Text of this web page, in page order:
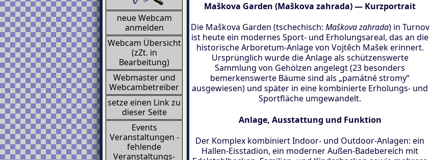
neue Webcam
anmelden
Webcam Übersicht
(zZt. in
Bearbeitung)
Webmaster und
Webcambetreiber
setze einen Link zu
dieser Seite
Events
Veranstaltungen -
fehlende
Veranstaltungs-
Maškova Garden (Maškova zahrada) — Kurzportrait
Die Maškova Garden (tschechisch: Maškova zahrada) in Turnov
ist heute ein modernes Sport- und Erholungsareal, das an die
historische Arboretum-Anlage von Vojtěch Mašek erinnert.
Ursprünglich wurde die Anlage als schützenswerte
Sammlung von Gehölzen angelegt (23 besonders
bemerkenswerte Bäume sind als „památné stromy“
ausgewiesen) und später in eine kombinierte Erholungs- und
Sportfläche umgewandelt.
Anlage, Ausstattung und Funktion
Der Komplex kombiniert Indoor- und Outdoor-Anlagen: ein
Hallen-Eisstadion, ein moderner Außen-Badebereich mit